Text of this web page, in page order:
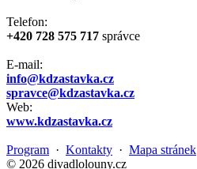
Telefon:
+420 728 575 717 správce
E-mail:
info@kdzastavka.cz
spravce@kdzastavka.cz
Web:
www.kdzastavka.cz
Program · Kontakty · Mapa stránek
© 2026 divadlolouny.cz